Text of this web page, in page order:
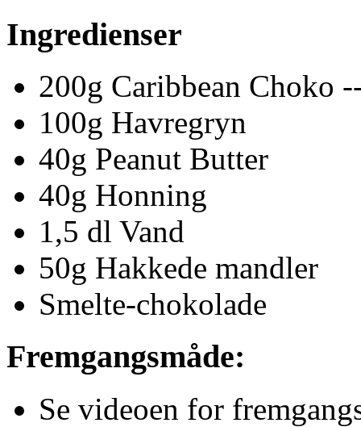
Ingredienser
200g Caribbean Choko
100g Havregryn
40g Peanut Butter
40g Honning
1,5 dl Vand
50g Hakkede mandler
Smelte-chokolade
Fremgangsmåde:
Se videoen for